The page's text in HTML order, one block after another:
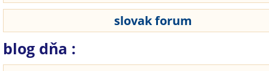
slovak forum
blog dňa :